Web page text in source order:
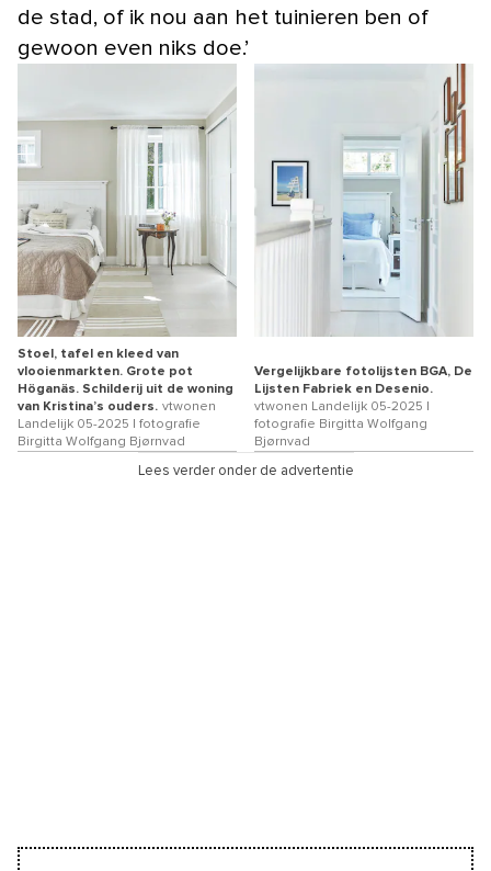
de stad, of ik nou aan het tuinieren ben of
gewoon even niks doe.’
Stoel, tafel en kleed van
vlooienmarkten. Grote pot
Höganäs. Schilderij uit de woning
van Kristina’s ouders. vtwonen
Landelijk 05-2025 | fotografie
Birgitta Wolfgang Bjørnvad
Vergelijkbare fotolijsten BGA, De
Lijsten Fabriek en Desenio.
vtwonen Landelijk 05-2025 |
fotografie Birgitta Wolfgang
Bjørnvad
Lees verder onder de advertentie